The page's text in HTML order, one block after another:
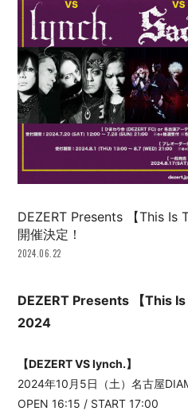
会員登録 ログイン
DEZERT Presents 【This Is
開催決定！
2024.06.22
DEZERT Presents 【This Is
2024
【DEZERT VS lynch.】
2024年10月5日（土）名古屋
OPEN 16:15 / START 17:00